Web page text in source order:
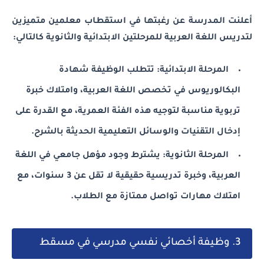
أعلنت المدرسة عن رغبتها في استقطاب معلمين متميزين
لتدريس اللغة العربية للمرحلتين الابتدائية والثانوية كالتالي:
المرحلة الابتدائية: تتطلب الوظيفة شهادة
البكالوريوس في تخصص اللغة العربية، وامتلاك خبرة
تربوية مناسبة لتوجيه هذه الفئة العمرية، مع القدرة على
إدخال التقنيات والوسائل التعليمية الحديثة بالشرح.
المرحلة الثانوية: يشترط وجود مؤهل جامعي في اللغة
العربية، وخبرة تدريسية حقيقية لا تقل عن 3 سنوات، مع
امتلاك مهارات تواصل ممتازة مع الطلاب.
3. وظيفة أخصائي نفسي مدرسي في مسقط